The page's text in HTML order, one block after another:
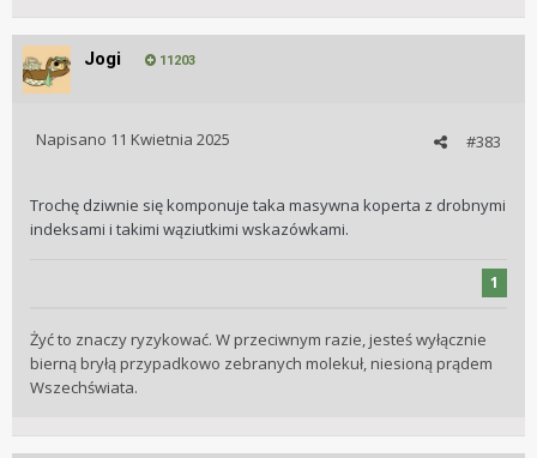
Jogi 11203
#383
Napisano 11 Kwietnia 2025
Trochę dziwnie się komponuje taka masywna koperta z drobnymi
indeksami i takimi wąziutkimi wskazówkami.
1
Żyć to znaczy ryzykować. W przeciwnym razie, jesteś wyłącznie
bierną bryłą przypadkowo zebranych molekuł, niesioną prądem
Wszechświata.